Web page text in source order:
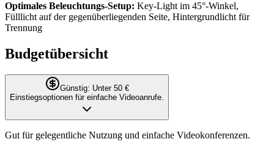
Optimales Beleuchtungs-Setup: Key-Light im 45°-Winkel,
Fülllicht auf der gegenüberliegenden Seite, Hintergrundlicht für
Trennung
Budgetübersicht
Günstig: Unter 50 €
Einstiegsoptionen für einfache Videoanrufe.
Gut für gelegentliche Nutzung und einfache Videokonferenzen.